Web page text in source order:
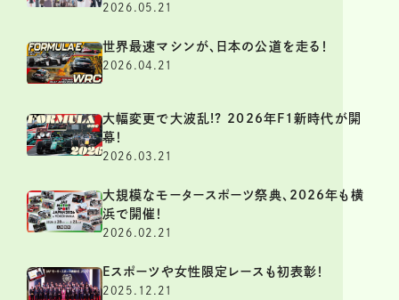
2026.05.21
世界最速マシンが、日本の公道を走る！
2026.04.21
大幅変更で大波乱!? 2026年F1新時代が開
幕！
2026.03.21
大規模なモータースポーツ祭典、2026年も横
浜で開催！
2026.02.21
Eスポーツや女性限定レースも初表彰！
2025.12.21